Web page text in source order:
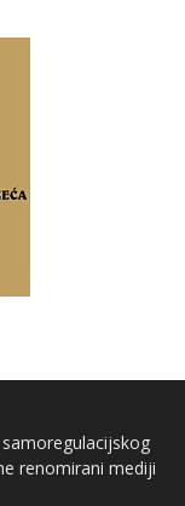
renomirani mediji